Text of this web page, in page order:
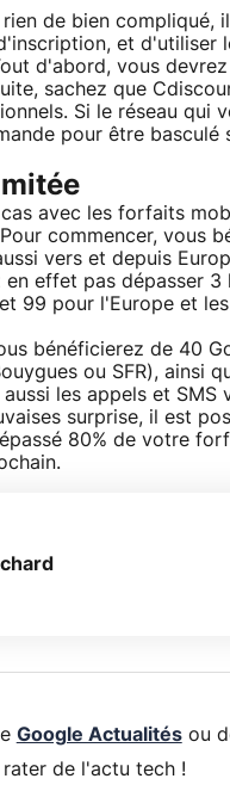
de bien compliqué,
et d'utiliser
d'abord, vous
sachez que
Si le réseau qui
pour être basculé
avec les forfaits
commencer, vous
vers et depuis
effet pas dépasser 3
99 pour l'Europe et
bénéficierez de 40
ou SFR), ainsi
les appels et SMS
surprise, il est
80% de votre
Google Actualitésou
de l'actu tech !